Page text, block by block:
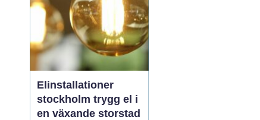
Elinstallationer
stockholm trygg el i
en växande storstad